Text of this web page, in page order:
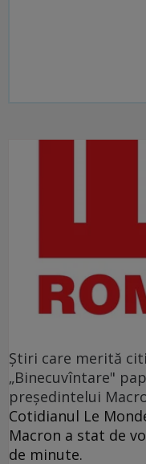
Ştiri care merită
„Binecuvîntare"
preşedintelui
Cotidianul Le
Macron a stat de
de minute.